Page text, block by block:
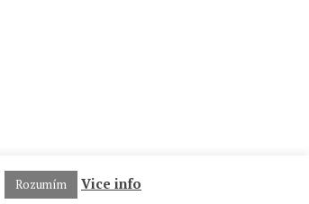
Rozumím Vice info